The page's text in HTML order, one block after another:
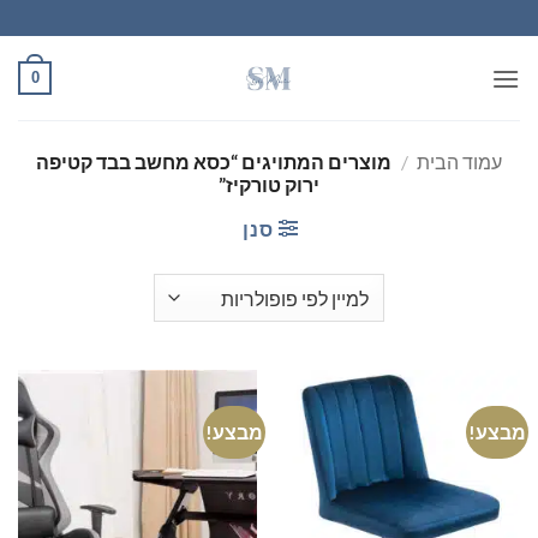
to
content
0
עמוד הבית / מוצרים המתויגים “כסא מחשב בבד קטיפה
ירוק טורקיז”
סנן
מבצע! מבצע!